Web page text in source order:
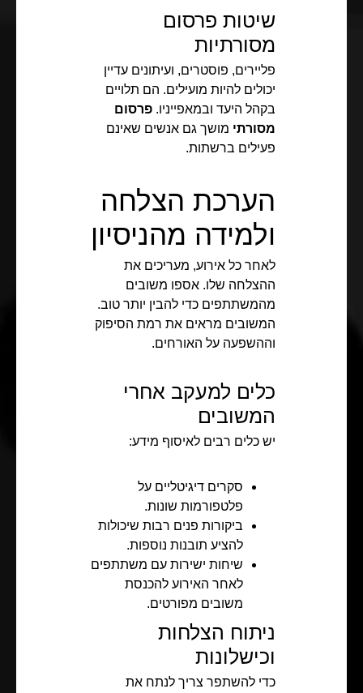
שיטות פרסום
מסורתיות
פליירים, פוסטרים, ועיתונים עדיין
יכולים להיות מועילים. הם תלויים
בקהל היעד ובמאפייניו. פרסום
מסורתי מושך גם אנשים שאינם
פעילים ברשתות.
הערכת הצלחה
ולמידה מהניסיון
לאחר כל אירוע, מעריכים את
ההצלחה שלו. אספו משובים
מהמשתתפים כדי להבין יותר טוב.
המשובים מראים את רמת הסיפוק
וההשפעה על האורחים.
כלים למעקב אחרי
המשובים
יש כלים רבים לאיסוף מידע:
סקרים דיגיטליים על
פלטפורמות שונות.
ביקורות פנים רבות שיכולות
להציע תובנות נוספות.
שיחות ישירות עם משתתפים
לאחר האירוע להכנסת
משובים מפורטים.
ניתוח הצלחות
וכישלונות
כדי להשתפר צריך לנתח את